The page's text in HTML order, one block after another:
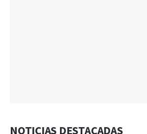
NOTICIAS DESTACADAS